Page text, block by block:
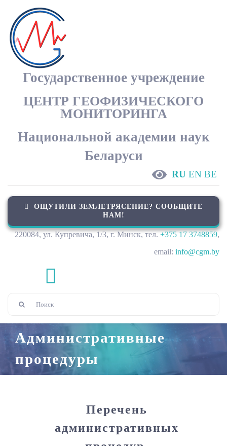
content
Государственное учреждение
ЦЕНТР ГЕОФИЗИЧЕСКОГО
МОНИТОРИНГА
Национальной академии наук
Беларуси
BE
EN
RU
ОЩУТИЛИ ЗЕМЛЕТРЯСЕНИЕ? СООБЩИТЕ
НАМ!
220084, ул. Купревича, 1/3, г. Минск, тел.+375 17 3748859,
email: info@cgm.by
Toggle
Navigation
О нас
Нормативно-правовое обеспечение
Отдел обработки и анализа данных мониторинга
Направления для сотрудничества и услуги
Результат
Административные
процедуры
Перечень
административных